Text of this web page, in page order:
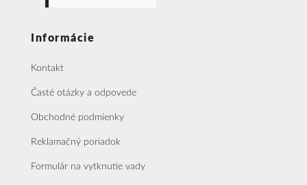
Informácie
Kontakt
Časté otázky a odpovede
Obchodné podmienky
Reklamačný poriadok
Formulár na vytknutie vady